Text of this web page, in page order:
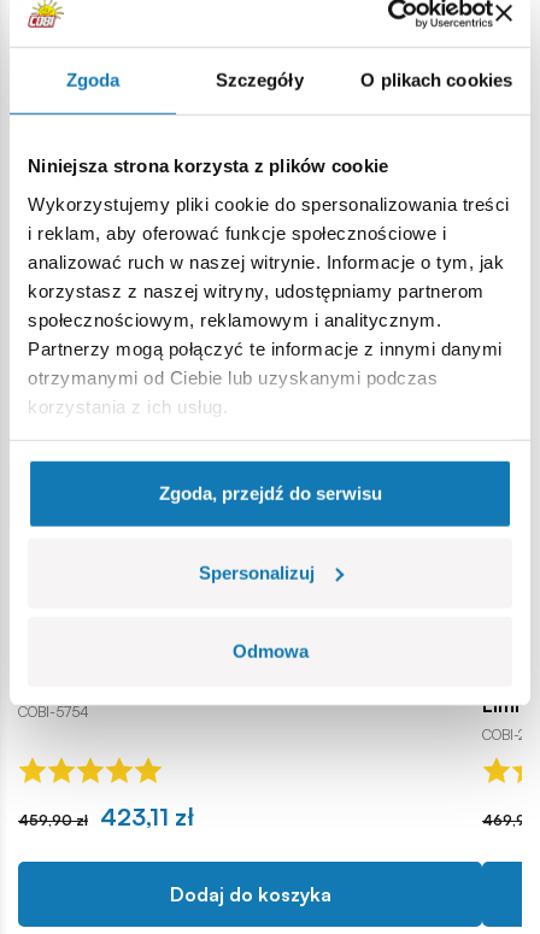
Zgoda Szczegóły O plikach cookies
Niniejsza strona korzysta z plików cookie
Wykorzystujemy pliki cookie do spersonalizowania treści
i reklam, aby oferować funkcje społecznościowe i
analizować ruch w naszej witrynie. Informacje o tym, jak
korzystasz z naszej witryny, udostępniamy partnerom
społecznościowym, reklamowym i analitycznym.
Partnerzy mogą połączyć te informacje z innymi danymi
otrzymanymi od Ciebie lub uzyskanymi podczas
korzystania z ich usług.
Zgoda, przejdź do serwisu
Spersonalizuj
Odmowa
-8%
COBI-5754
459,90 zł 423,11 zł
Dodaj do koszyka
COBI-
469,99